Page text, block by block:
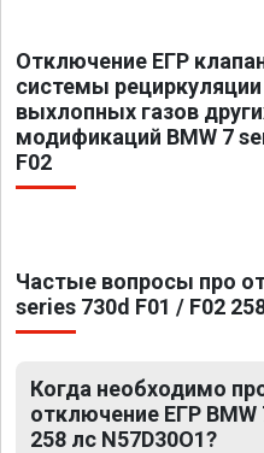
Отключение ЕГР
системы рециркуляции
выхлопных газов
модификаций BMW 7
F02
Частые вопросы про
series 730d F01 / F02
Когда необходимо
отключение ЕГР BMW
258 лс N57D30O1?